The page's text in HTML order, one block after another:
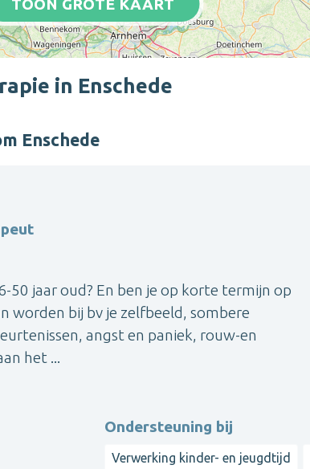
TOON GROTE KAART
in Enschede
Enschede
jaar oud? En ben je op korte termijn op
worden bij bv je zelfbeeld, sombere
angst en paniek, rouw-en
het ...
Ondersteuning bij
Verwerking kinder- en jeugdtijd